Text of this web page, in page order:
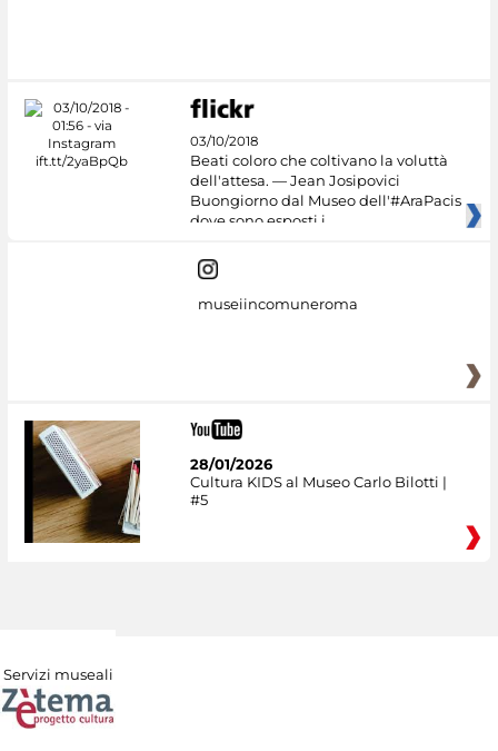
03/10/2018
Beati coloro che coltivano la voluttà
dell'attesa. — Jean Josipovici
Buongiorno dal Museo dell'#AraPacis
dove sono esposti i
museiincomuneroma
28/01/2026
Cultura KIDS al Museo Carlo Bilotti |
#5
Servizi museali